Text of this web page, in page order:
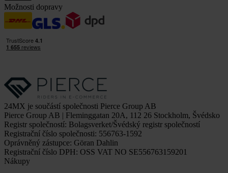
Možnosti dopravy
24MX je součástí společnosti Pierce Group AB
Pierce Group AB | Fleminggatan 20A, 112 26 Stockholm, Švédsko
Registr společností: Bolagsverket/Švédský registr společností
Registrační číslo společnosti: 556763-1592
Oprávněný zástupce: Göran Dahlin
Registrační číslo DPH: OSS VAT NO SE556763159201
Nákupy